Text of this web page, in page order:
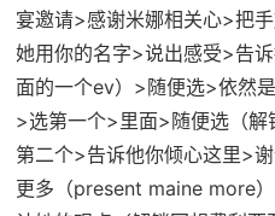
宴邀请>感谢米娜相关心>把
她用你的名字>说出感受>告
面的一个ev）>随便选>依然
>选第一个>里面>随便选（解
第二个>告诉他你倾心这里>
更多（present maine more